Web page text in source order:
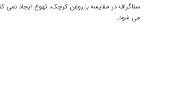
سناگراف در مقایسه با روغن کرچک، تهوع ایجاد
می شود.